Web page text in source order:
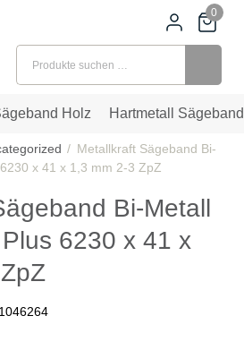
0
Holz Hartmetall Sägeband
Metallkraft Sägeband Bi-
x 41 x 1,3 mm 2-3 ZpZ
Bi-Metall
6230 x 41 x